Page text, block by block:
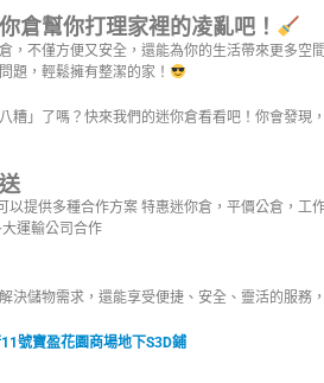
倉幫你打理家裡的凌亂吧！
，不僅方便又安全，還能為你的生活帶來更多空
題，輕鬆擁有整潔的家！
糟」了嗎？快來我們的迷你倉看看吧！你會發現
以提供多種合作方案 特惠迷你倉，平價公倉，工
運輸公司合作
解決儲物需求，還能享受便捷、安全、靈活的服務
號寶盈花園商場地下S3D鋪